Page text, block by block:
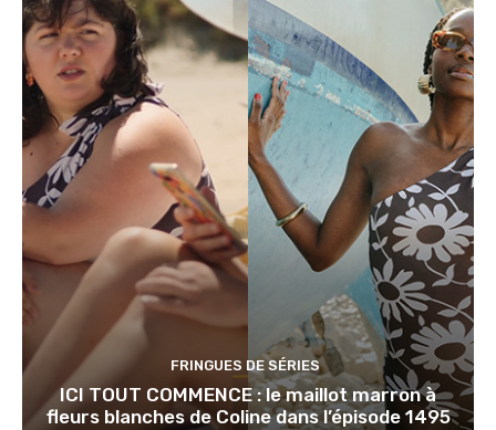
FRINGUES DE SÉRIES
ICI TOUT COMMENCE : le maillot marron à
fleurs blanches de Coline dans l’épisode 1495